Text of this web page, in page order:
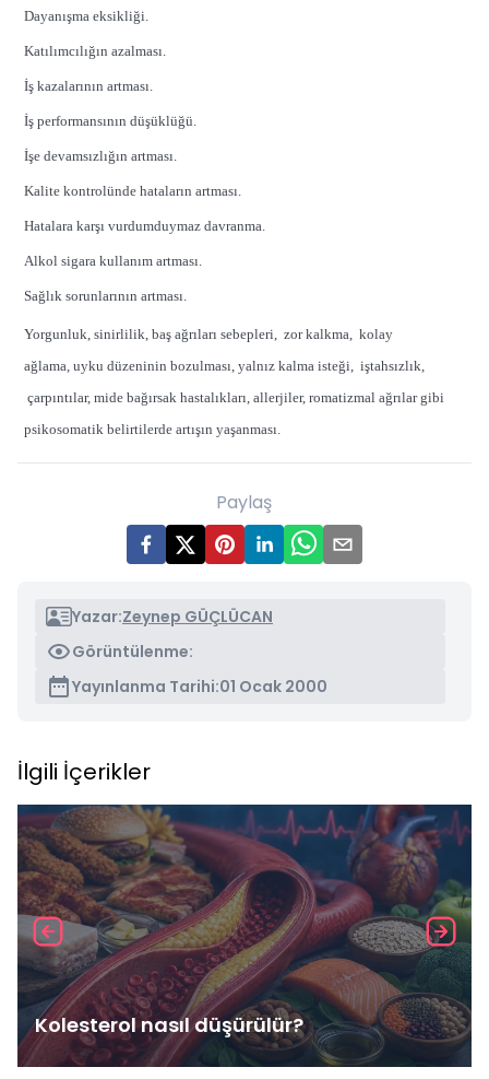
Dayanışma eksikliği.
Katılımcılığın azalması.
İş kazalarının artması.
İş performansının düşüklüğü.
İşe devamsızlığın artması.
Kalite kontrolünde hataların artması.
Hatalara karşı vurdumduymaz davranma.
Alkol sigara kullanım artması.
Sağlık sorunlarının artması.
Yorgunluk, sinirlilik, baş ağrıları sebepleri, zor kalkma, kolay
ağlama, uyku düzeninin bozulması, yalnız kalma isteği, iştahsızlık,
çarpıntılar, mide bağırsak hastalıkları, allerjiler, romatizmal ağrılar gibi
psikosomatik belirtilerde artışın yaşanması.
Paylaş
Yazar:Zeynep GÜÇLÜCAN
Görüntülenme:
Yayınlanma Tarihi:01 Ocak 2000
İlgili İçerikler
Kolesterol nasıl düşürülür?